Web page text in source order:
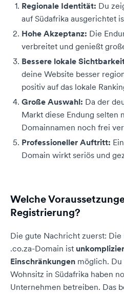
Regionale Identität: Du
auf Südafrika ausgerichtet
Hohe Akzeptanz: Die
verbreitet und genießt
Bessere lokale
deine Website besser
positiv auf das lokale
Große Auswahl: Da der
Markt diese Endung selten
Domainnamen noch frei
Professioneller Auftritt:
Domain wirkt seriös und
Welche
Registrierung?
Die gute Nachricht zuerst:
.co.za-Domain ist
Einschränkungen möglich.
Wohnsitz in Südafrika haben
Unternehmen betreiben. Das